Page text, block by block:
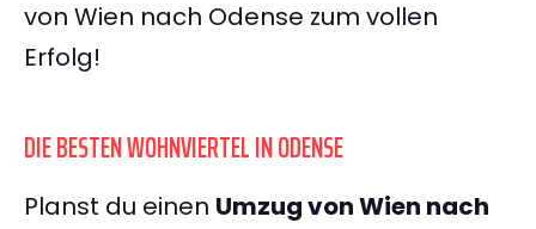
von Wien nach Odense zum vollen
Erfolg!
DIE BESTEN WOHNVIERTEL IN ODENSE
Planst du einen Umzug von Wien nach